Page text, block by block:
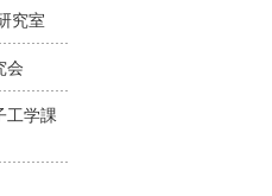
究室
会
工学課